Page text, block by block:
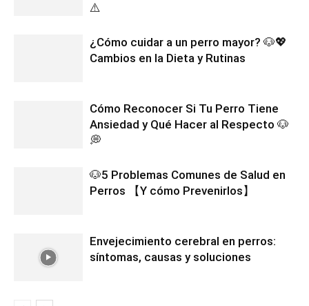
⚠️
¿Cómo cuidar a un perro mayor? 🐶💖
Cambios en la Dieta y Rutinas
Cómo Reconocer Si Tu Perro Tiene
Ansiedad y Qué Hacer al Respecto 🐶
💭
🐶5 Problemas Comunes de Salud en
Perros 【Y cómo Prevenirlos】
Envejecimiento cerebral en perros:
síntomas, causas y soluciones